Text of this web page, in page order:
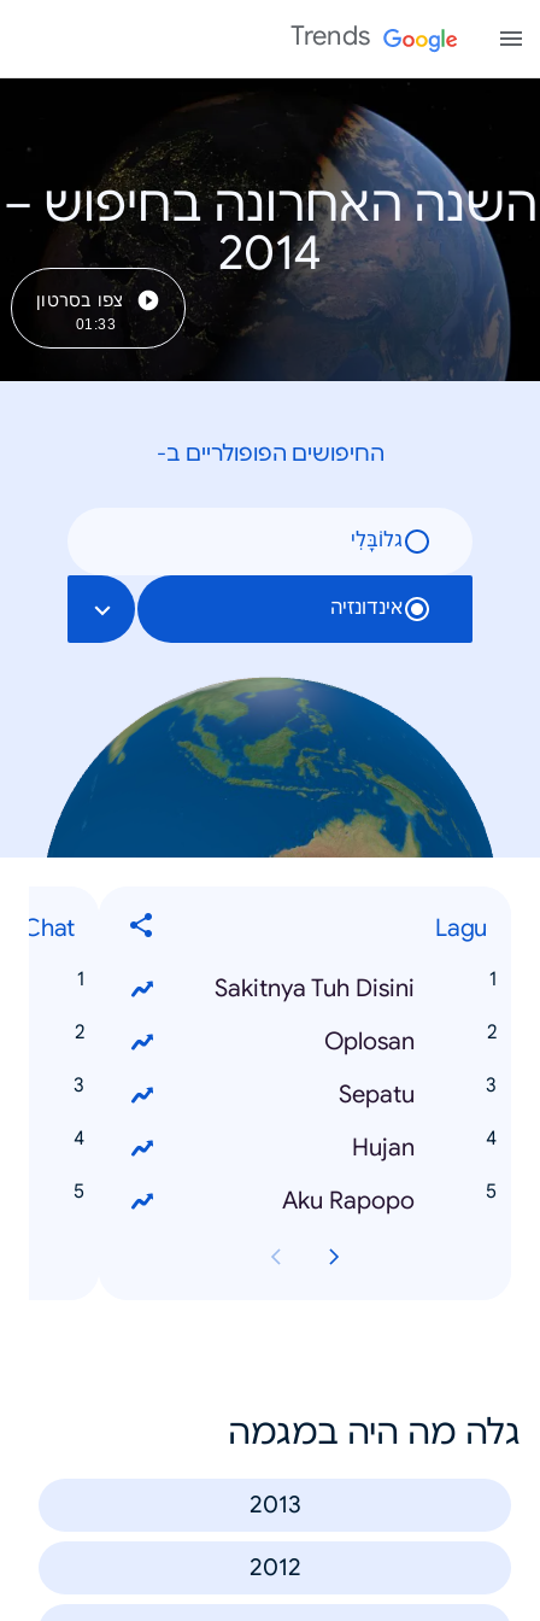
Trends
השנה האחרונה בחיפוש –
צפו בסרטון
01:33
החיפושים הפופולריים ב-
גלוֹבָּלִי
אינדונזיה
Lagu
Sakitnya Tuh Disini
Oplosan
Sepatu
Hujan
Aku Rapopo
Chat
גלה מה היה במגמה
2013
2012